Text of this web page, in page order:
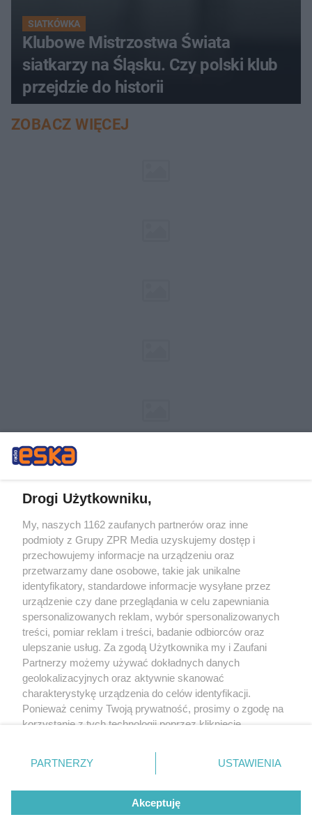
SIATKÓWKA
Klubowe Mistrzostwa Świata
siatkarzy na Śląsku. Czy polski klub
przejdzie do historii
ZOBACZ WIĘCEJ
Żaden utwór zamieszczony w serwisie nie może być powielany i
rozpowszechniany lub dalej rozpowszechniany w jakikolwiek sposób (w
tym także elektroniczny lub mechaniczny) na jakimkolwiek polu
eksploatacji w jakiejkolwiek formie, włącznie z umieszczaniem w Internecie
bez pisemnej zgody właściciela praw. Jakiekolwiek użycie lub
wykorzystanie utworów w całości lub w części z naruszeniem prawa, tzn.
bez właściwej zgody, jest zabronione pod groźbą kary i może być ścigane
prawnie.
O nas
Drogi Użytkowniku,
My, naszych 1162 zaufanych partnerów oraz inne
podmioty z Grupy ZPR Media uzyskujemy dostęp i
przechowujemy informacje na urządzeniu oraz
przetwarzamy dane osobowe, takie jak unikalne
identyfikatory, standardowe informacje wysyłane przez
urządzenie czy dane przeglądania w celu zapewniania
spersonalizowanych reklam, wybór spersonalizowanych
treści, pomiar reklam i treści, badanie odbiorców oraz
ulepszanie usług. Za zgodą Użytkownika my i Zaufani
Partnerzy możemy używać dokładnych danych
geolokalizacyjnych oraz aktywnie skanować
charakterystykę urządzenia do celów identyfikacji.
Ponieważ cenimy Twoją prywatność, prosimy o zgodę na
korzystanie z tych technologii poprzez kliknięcie
zmienić/wycofać klikając przycisk ustawień prywatności
znajdujący się w lewym dolnym rogu strony
rodzaje przetwarzania danych nie wymagają zgody
użytkownika, ale masz prawo sprzeciwić się takiemu
PARTNERZY USTAWIENIA
Akceptuję